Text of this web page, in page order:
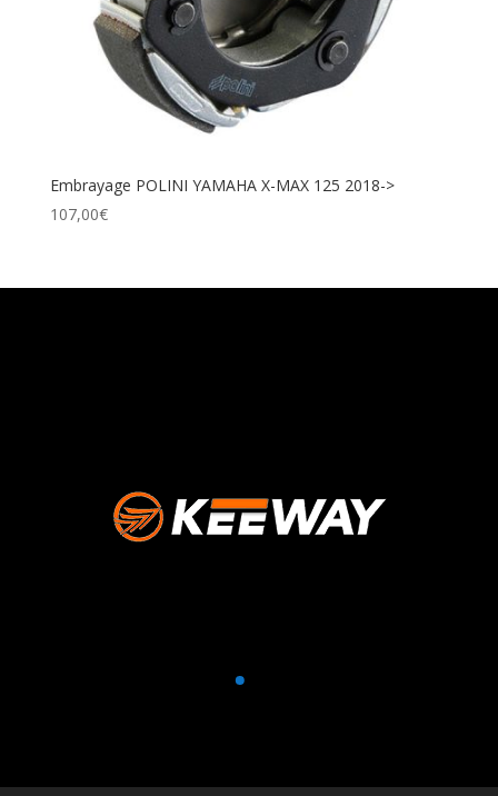
Embrayage POLINI YAMAHA X-MAX 125 2018->
107,00€